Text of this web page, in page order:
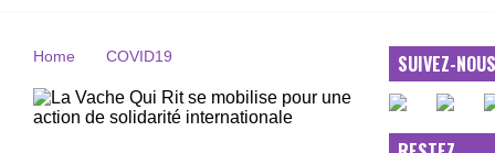
Home COVID19 SUIVEZ-